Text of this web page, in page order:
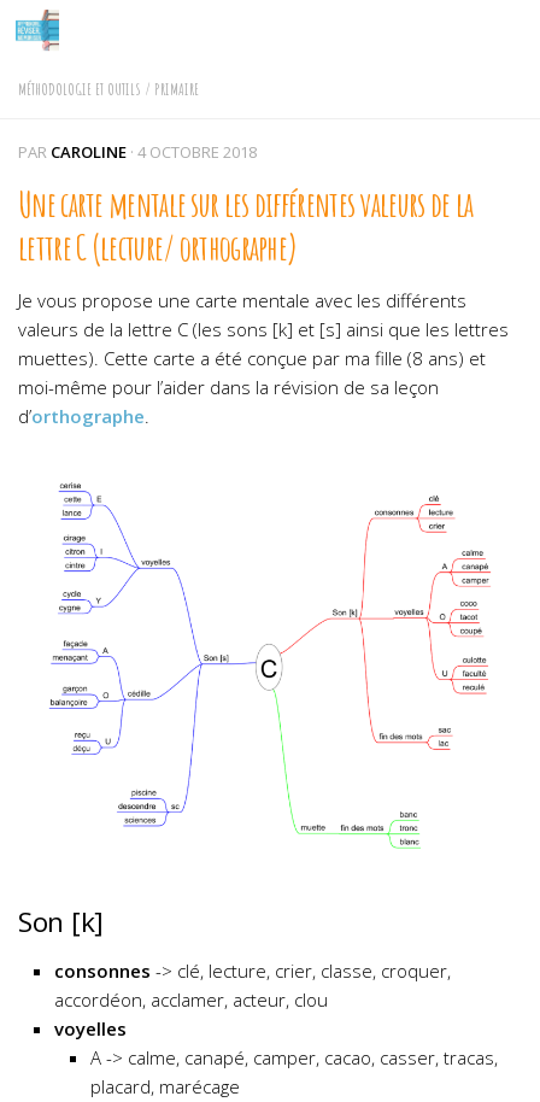
Skip to content
MÉTHODOLOGIE ET OUTILS / PRIMAIRE
PAR CAROLINE · 4 OCTOBRE 2018
Une carte mentale sur les différentes valeurs de la
lettre C (lecture/ orthographe)
Je vous propose une carte mentale avec les différents
valeurs de la lettre C (les sons [k] et [s] ainsi que les lettres
muettes). Cette carte a été conçue par ma fille (8 ans) et
moi-même pour l’aider dans la révision de sa leçon
d’orthographe.
Son [k]
consonnes -> clé, lecture, crier, classe, croquer,
accordéon, acclamer, acteur, clou
voyelles
A -> calme, canapé, camper, cacao, casser, tracas,
placard, marécage